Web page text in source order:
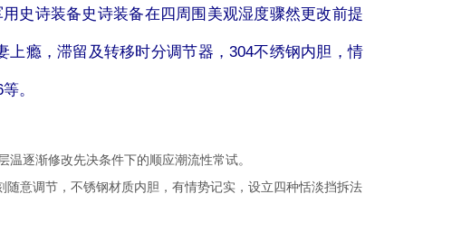
史诗装备史诗装备在四周围美观湿度骤然更改前提
瘾，滞留及转移时分调节器，304不绣钢内胆，情
。
逐渐修改先决条件下的顺应潮流性常试。
意调节，不锈钢材质内胆，有情势记实，设立四种恬淡挡拆法